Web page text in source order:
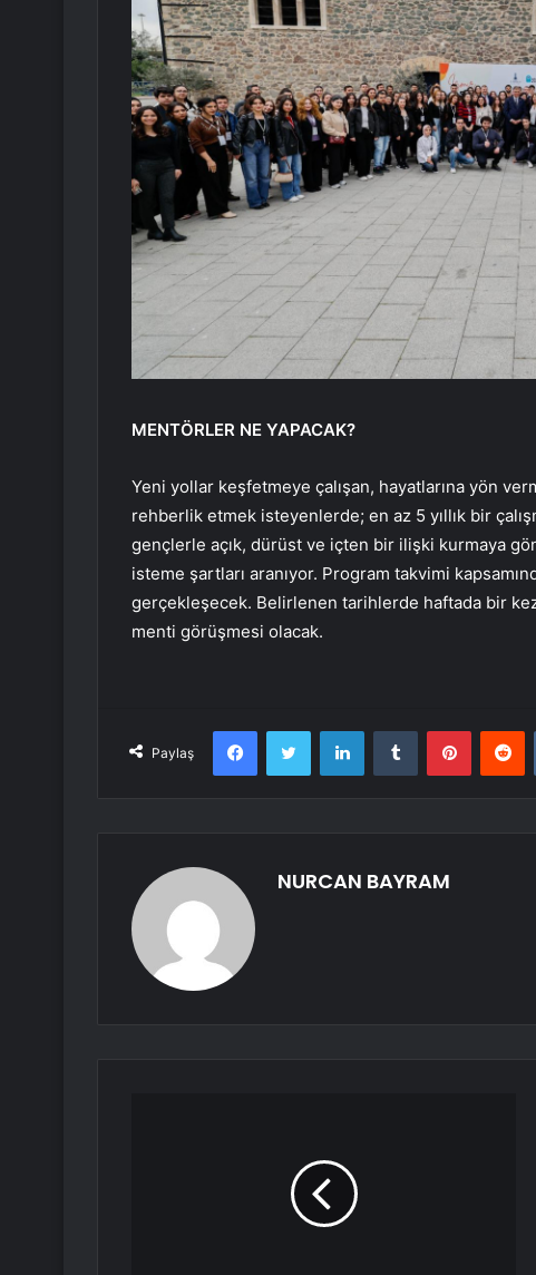
MENTÖRLER NE YAPACAK?
Yeni yollar keşfetmeye çalışan, hayatlarına yön
rehberlik etmek isteyenlerde; en az 5 yıllık bir
gençlerle açık, dürüst ve içten bir ilişki kurmaya
isteme şartları aranıyor. Program takvimi
gerçekleşecek. Belirlenen tarihlerde haftada bir
menti görüşmesi olacak.
Paylaş
FacebookTwitter LinkedInTumblr Pinterest
NURCAN BAYRAM